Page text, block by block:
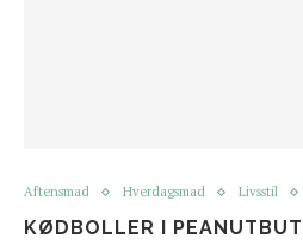
Aftensmad Hverdagsmad Livsstil
KØDBOLLER I